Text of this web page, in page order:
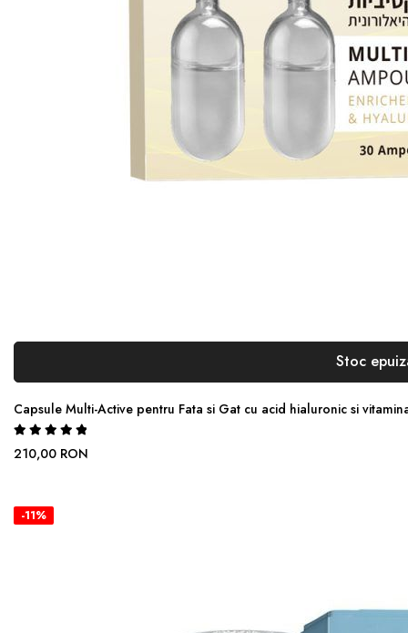
Stoc
Capsule Multi-Active pentru Fata si Gat cu acid hialuronic si
Rating:
100%
210,00 RON
-11%